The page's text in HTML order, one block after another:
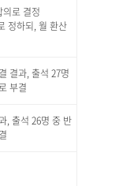
로 결정
정하되, 월 환산
결과, 출석 27명
부결
, 출석 26명 중 반